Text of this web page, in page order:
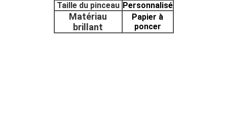
Taille du pinceau Personnalisé
Matériau
brillant
Papier à
poncer